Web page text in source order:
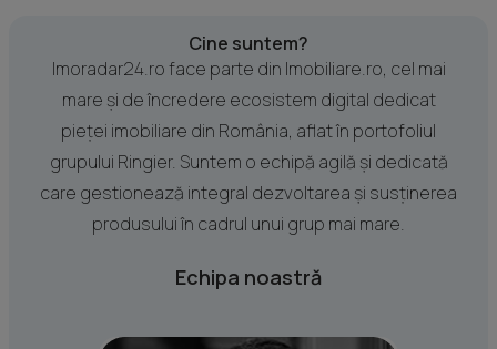
Cine suntem?
Imoradar24.ro face parte din Imobiliare.ro, cel mai
mare și de încredere ecosistem digital dedicat
pieței imobiliare din România, aflat în portofoliul
grupului Ringier. Suntem o echipă agilă și dedicată
care gestionează integral dezvoltarea și susținerea
produsului în cadrul unui grup mai mare.
Echipa noastră